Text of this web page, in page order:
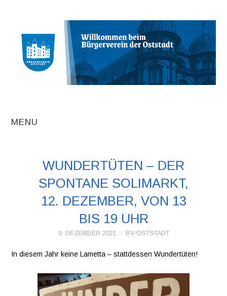
MENU
BEITRÄGE
TERMINE
INITIATIVEN UND
VEREINE
WIR ÜBER UNS
WUNDERTÜTEN – DER
SPONTANE SOLIMARKT,
12. DEZEMBER, VON 13
BIS 19 UHR
9. DEZEMBER 2021 BV-OSTSTADT
In diesem Jahr keine Lametta – stattdessen Wundertüten!